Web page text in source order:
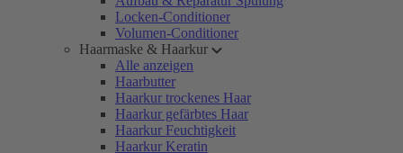
Locken-Conditioner
Volumen-Conditioner
Haarmaske & Haarkur
Alle anzeigen
Haarbutter
Haarkur trockenes Haar
Haarkur gefärbtes Haar
Haarkur Feuchtigkeit
Haarkur Keratin